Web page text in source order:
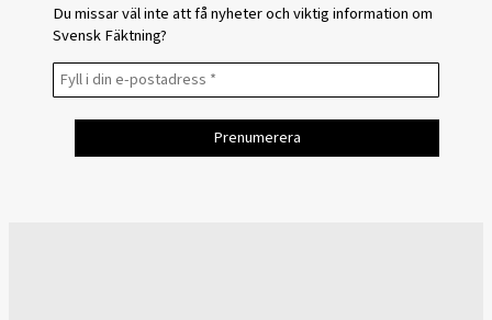
Du missar väl inte att få nyheter och viktig information om
Svensk Fäktning?